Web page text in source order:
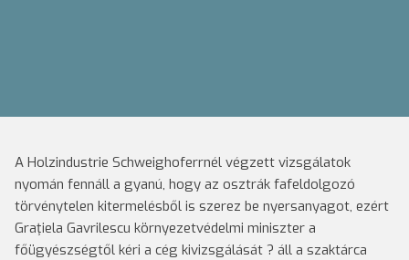
A Holzindustrie Schweighoferrnél végzett vizsgálatok
nyomán fennáll a gyanú, hogy az osztrák fafeldolgozó
törvénytelen kitermelésből is szerez be nyersanyagot, ezért
Graţiela Gavrilescu környezetvédelmi miniszter a
főügyészségtől kéri a cég kivizsgálását ? áll a szaktárca